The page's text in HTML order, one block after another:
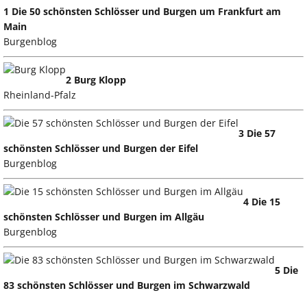
1 Die 50 schönsten Schlösser und Burgen um Frankfurt am
Main
Burgenblog
2 Burg Klopp
Rheinland-Pfalz
3 Die 57
schönsten Schlösser und Burgen der Eifel
Burgenblog
4 Die 15
schönsten Schlösser und Burgen im Allgäu
Burgenblog
5 Die
83 schönsten Schlösser und Burgen im Schwarzwald